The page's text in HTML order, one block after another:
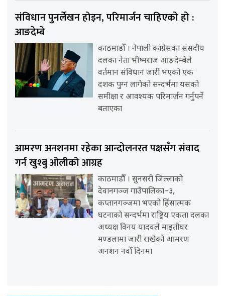
संविधान पुनर्लेखन होइन, परिमार्जन चाहिएको हो :
आङदेम्बे
काठमाडौँ । नेपाली कांग्रेसका संसदीय
दलका नेता भीष्मराज आङदेम्बेले
वर्तमान संविधान जारी भएको एक
दशक पुग्न लागेको सन्दर्भमा यसको
समीक्षा र आवश्यक परिमार्जन गर्नुपर्ने
बताएका
आमरण अनशनमा रहेका आन्दोलनरत पक्षसँग संवाद
गर्न खुश्बु ओलीको आग्रह
काठमाडौँ । सुनसरी जिल्लाको
देवानगञ्ज गाउँपालिका–३,
कप्तानगञ्जमा भएको हिंसात्मक
घटनाको सन्दर्भमा राष्ट्रिय एकता दलका
अध्यक्ष विनय यादवले माइतीघर
मण्डलामा जारी राखेको आमरण
अनशन नवौँ दिनमा